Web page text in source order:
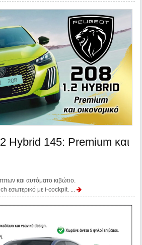
Hybrid 145: Premium και
και αυτόματο κιβώτιο.
εσωτερικό με i-cockpit. ...